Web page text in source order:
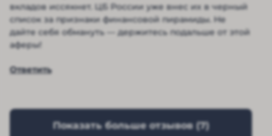
вкладов иссякнет. ЦБ России уже внес их в черный
список за признаки финансовой пирамиды. Не
дайте себя обмануть — держитесь подальше от этой
аферы!
Ответить
Показать больше отзывов (7)